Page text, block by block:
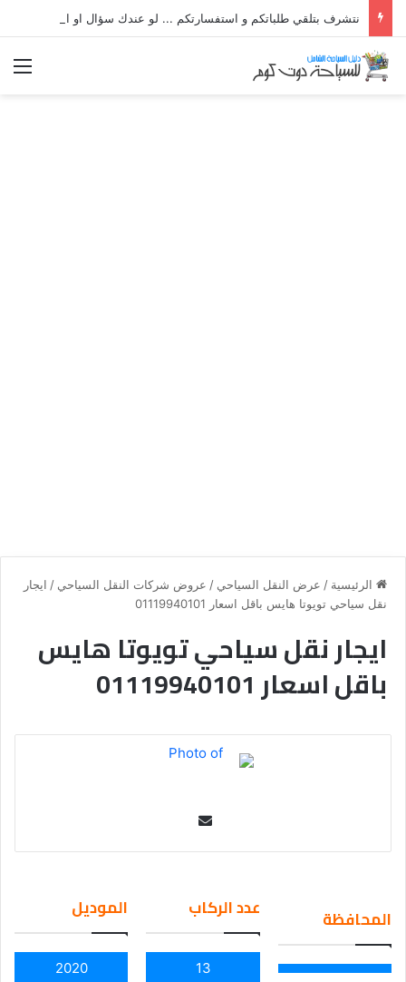
الرئيسية / عرض النقل السياحي / عروض شركات النقل السياحي / ايجار
نقل سياحي تويوتا هايس باقل اسعار 01119940101
ايجار نقل سياحي تويوتا هايس
باقل اسعار 01119940101
ail
المحافظة عدد الركاب
13
الموديل
2020